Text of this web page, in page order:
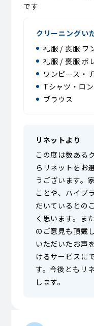
です
クリーニングい
礼服 / 喪服 ワ
礼服 / 喪服 ボ
ワンピース・
Tシャツ・ロ
ブラウス
リネットより
この度は数ある
らリネットをお
うございます。
ことや、ハイブ
だいているとの
く思います。ま
のご意見も頂戴
いただいたお声
けるサービスに
す。今後ともリ
します。